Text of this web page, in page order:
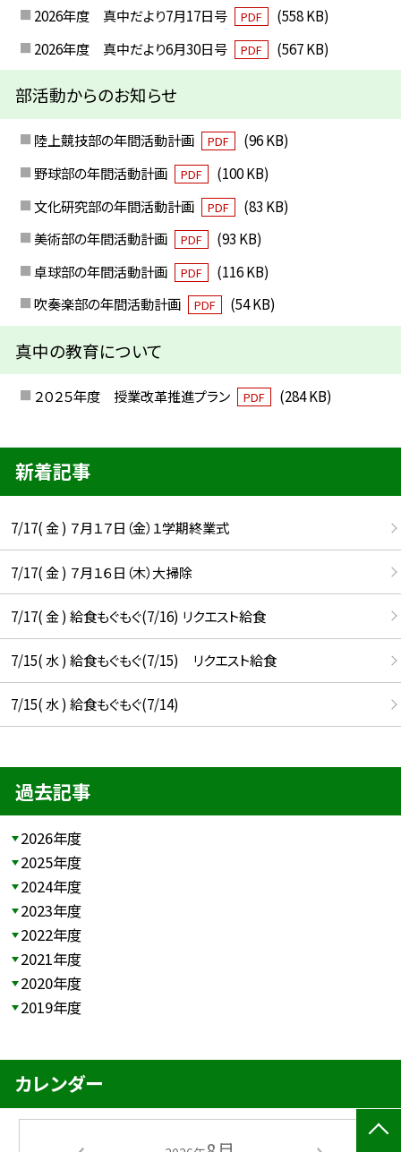
2026年度 真中だより7月17日号 PDF
(558 KB)
2026年度 真中だより6月30日号
PDF (567 KB)
部活動からのお知らせ
陸上競技部の年間活動計画 PDF
(96 KB)
野球部の年間活動計画
PDF
(100 KB)
文化研究部の年間活動計画
PDF
(83 KB)
美術部の年間活動計画
PDF
(93 KB)
卓球部の年間活動計画
PDF
(116 KB)
吹奏楽部の年間活動計画
PDF (54 KB)
真中の教育について
２０２５年度 授業改革推進プラン PDF (284 KB)
新着記事
7/17( 金 ) ７月１７日（金）１学期終業式
7/17( 金 ) ７月１６日（木）大掃除
7/17( 金 ) 給食もぐもぐ(7/16) リクエスト給食
7/15( 水 ) 給食もぐもぐ(7/15) リクエスト給食
7/15( 水 ) 給食もぐもぐ(7/14)
過去記事
2026年度
2025年度
2024年度
2023年度
2022年度
2021年度
2020年度
2019年度
カレンダー